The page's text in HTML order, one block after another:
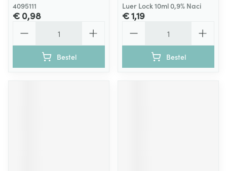
4095111
€ 0,98
Bestel
Luer Lock 10ml 0,9% Naci
€ 1,19
Bestel